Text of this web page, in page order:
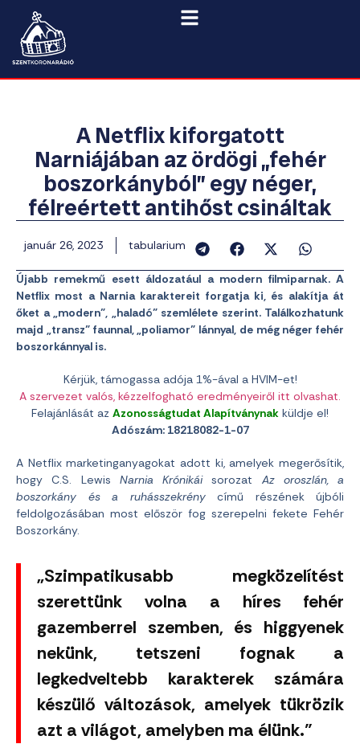
A Netflix kiforgatott
Narniájában az ördögi „fehér
boszorkányból” egy néger,
félreértett antihőst csináltak
január 26, 2023 tabularium
Újabb remekmű esett áldozatául a modern filmiparnak. A
Netflix most a Narnia karaktereit forgatja ki, és alakítja át
őket a „modern”, „haladó” szemlélete szerint. Találkozhatunk
majd „transz” faunnal, „poliamor” lánnyal, de még néger fehér
boszorkánnyal is.
Kérjük, támogassa adója 1%-ával a HVIM-et!
A szervezet valós, kézzelfogható eredményeiről itt olvashat.
Felajánlását az Azonosságtudat Alapítványnak küldje el!
Adószám: 18218082-1-07
A Netflix marketinganyagokat adott ki, amelyek megerősítik,
hogy C.S. Lewis Narnia Krónikáisorozat Az oroszlán, a
boszorkány és a ruhásszekrénycímű részének újbóli
feldolgozásában most először fog szerepelni fekete Fehér
Boszorkány.
„Szimpatikusabb megközelítést
szerettünk volna a híres fehér
gazemberrel szemben, és higgyenek
nekünk, tetszeni fognak a
legkedveltebb karakterek számára
készülő változások, amelyek tükrözik
azt a világot, amelyben ma élünk.”